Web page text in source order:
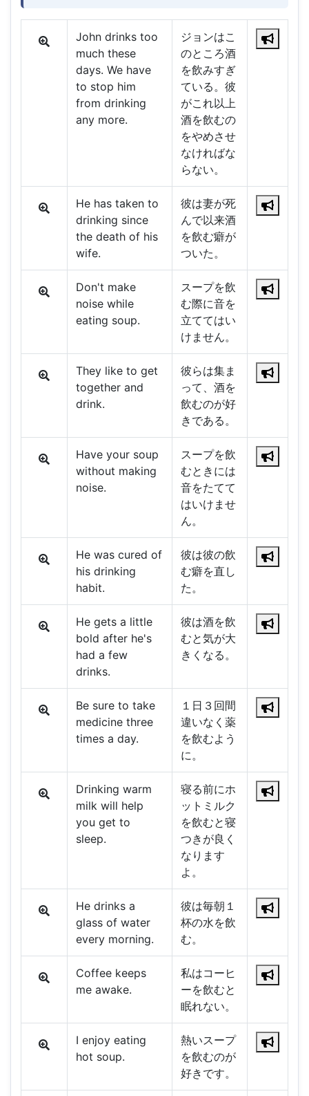
John drinks too
much these
days. We have
to stop him
from drinking
any more.
ジョンはこ
のところ酒
を飲みすぎ
ている。彼
がこれ以上
酒を飲むの
をやめさせ
なければな
らない。
He has taken to
drinking since
the death of his
wife.
彼は妻が死
んで以来酒
を飲む癖が
ついた。
Don't make
noise while
eating soup.
スープを飲
む際に音を
立ててはい
けません。
They like to get
together and
drink.
彼らは集ま
って、酒を
飲むのが好
きである。
Have your soup
without making
noise.
スープを飲
むときには
音をたてて
はいけませ
ん。
He was cured of
his drinking
habit.
彼は彼の飲
む癖を直し
た。
He gets a little
bold after he's
had a few
drinks.
彼は酒を飲
むと気が大
きくなる。
Be sure to take
medicine three
times a day.
１日３回間
違いなく薬
を飲むよう
に。
Drinking warm
milk will help
you get to
sleep.
寝る前にホ
ットミルク
を飲むと寝
つきが良く
なります
よ。
He drinks a
glass of water
every morning.
彼は毎朝１
杯の水を飲
む。
Coffee keeps
me awake.
私はコーヒ
ーを飲むと
眠れない。
I enjoy eating
hot soup.
熱いスープ
を飲むのが
好きです。